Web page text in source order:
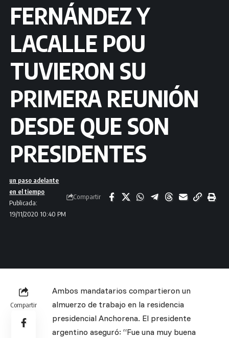
FERNÁNDEZ Y
LACALLE POU
TUVIERON SU
PRIMERA REUNIÓN
DESDE QUE SON
PRESIDENTES
Publicada:
19/11/2020 10:40 PM
un paso adelante
en el tiempo
Compartir
Compartir
Ambos mandatarios compartieron un
almuerzo de trabajo en la residencia
presidencial Anchorena. El presidente
argentino aseguró: “Fue una muy buena